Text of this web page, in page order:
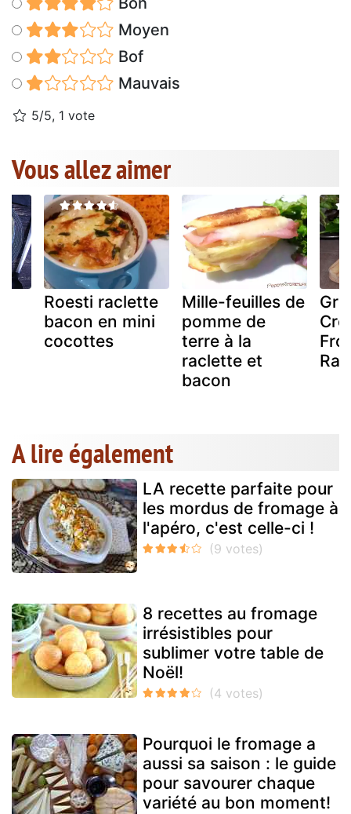
Moyen
Bof
Mauvais
5/5, 1 vote
Vous allez aimer
Roesti raclette
bacon en mini
cocottes
Mille-feuilles de
pomme de
terre à la
raclette et
bacon
A lire également
LA recette parfaite pour
les mordus de fromage à
l'apéro, c'est celle-ci !
8 recettes au fromage
irrésistibles pour
sublimer votre table de
Noël!
Pourquoi le fromage a
aussi sa saison : le guide
pour savourer chaque
variété au bon moment!